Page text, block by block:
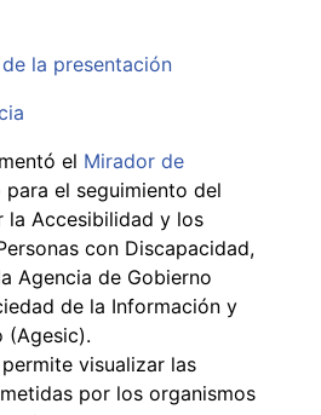
la presentación
el Mirador de
para el seguimiento del
la Accesibilidad y los
con Discapacidad,
Agencia de Gobierno
de la Información y
(Agesic).
visualizar las
por los organismos